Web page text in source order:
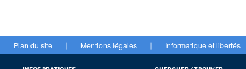
Plan du site | Mentions légales | Informatique et libertés